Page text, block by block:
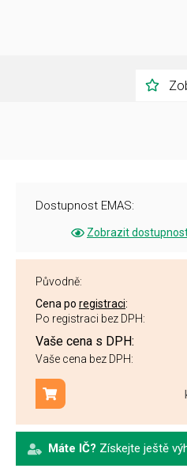
Dostupnost EMAS:
Zobrazit
Původně:
Cena po registraci:
Po registraci bez DPH:
Vaše cena s DPH:
Vaše cena bez DPH:
Přidat do košíku
Máte IČ? Získejte ještě